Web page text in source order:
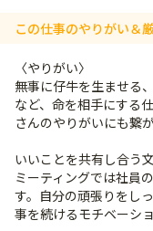
この仕事のやりがい＆
〈やりがい〉
無事に仔牛を生ませる
など、命を相手にする
さんのやりがいにも繋
いいことを共有し合う
ミーティングでは社員
す。自分の頑張りをし
事を続けるモチベーシ